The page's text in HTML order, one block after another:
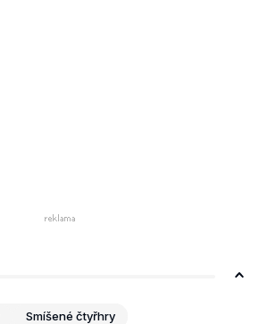
Smíšené čtyřhry